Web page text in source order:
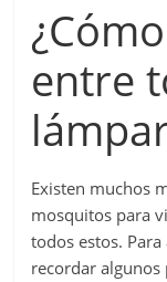
entre
Existen muchos
mosquitos para
todos estos.
recordar